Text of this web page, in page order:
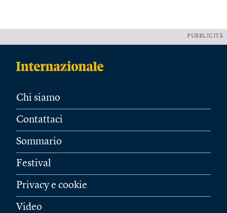
PUBBLICITÀ
Chi siamo
Contattaci
Sommario
Festival
Privacy e cookie
Video